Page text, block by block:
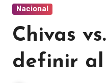
Nacional
Chivas
definir al